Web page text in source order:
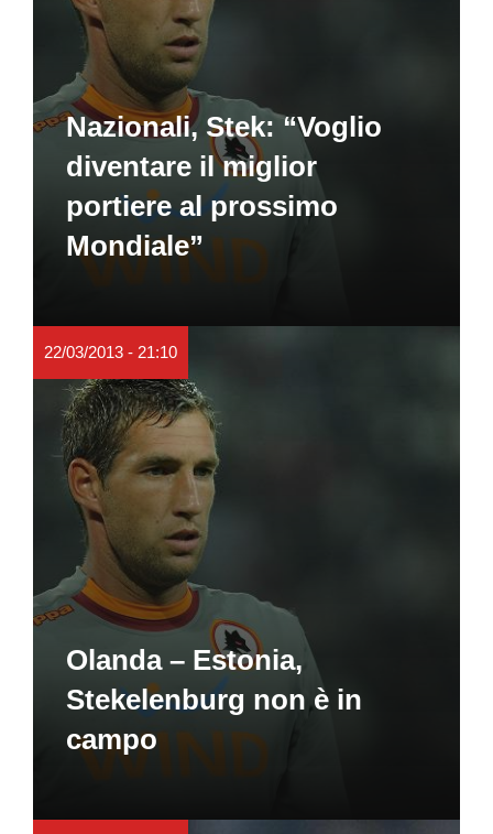
Nazionali, Stek: “Voglio
diventare il miglior
portiere al prossimo
Mondiale”
22/03/2013 - 21:10
Olanda – Estonia,
Stekelenburg non è in
campo